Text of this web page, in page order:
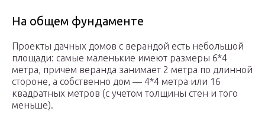
На общем фундаменте
Проекты дачных домов с верандой есть небольшой
площади: самые маленькие имеют размеры 6*4
метра, причем веранда занимает 2 метра по длинной
стороне, а собственно дом — 4*4 метра или 16
квадратных метров (с учетом толщины стен и того
меньше).